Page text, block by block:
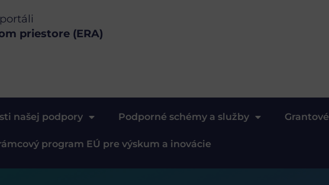
priestore (ERA)
našej podpory Podporné schémy a služby
program EÚ pre výskum a inovácie